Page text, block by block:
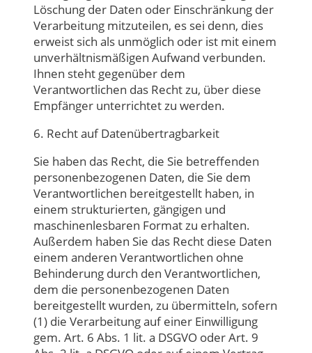
Löschung der Daten oder Einschränkung der
Verarbeitung mitzuteilen, es sei denn, dies
erweist sich als unmöglich oder ist mit einem
unverhältnismäßigen Aufwand verbunden.
Ihnen steht gegenüber dem
Verantwortlichen das Recht zu, über diese
Empfänger unterrichtet zu werden.
6. Recht auf Datenübertragbarkeit
Sie haben das Recht, die Sie betreffenden
personenbezogenen Daten, die Sie dem
Verantwortlichen bereitgestellt haben, in
einem strukturierten, gängigen und
maschinenlesbaren Format zu erhalten.
Außerdem haben Sie das Recht diese Daten
einem anderen Verantwortlichen ohne
Behinderung durch den Verantwortlichen,
dem die personenbezogenen Daten
bereitgestellt wurden, zu übermitteln, sofern
(1) die Verarbeitung auf einer Einwilligung
gem. Art. 6 Abs. 1 lit. a DSGVO oder Art. 9